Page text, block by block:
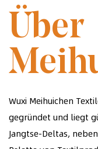
Über
Wuxi Meihuichen
gegründet und liegt
Jangtse-Deltas,